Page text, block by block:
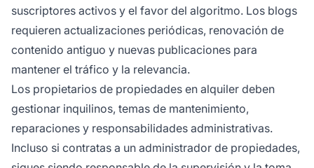
suscriptores activos y el favor del algoritmo. Los blogs
requieren actualizaciones periódicas, renovación de
contenido antiguo y nuevas publicaciones para
mantener el tráfico y la relevancia.
Los propietarios de propiedades en alquiler deben
gestionar inquilinos, temas de mantenimiento,
reparaciones y responsabilidades administrativas.
Incluso si contratas a un administrador de propiedades,